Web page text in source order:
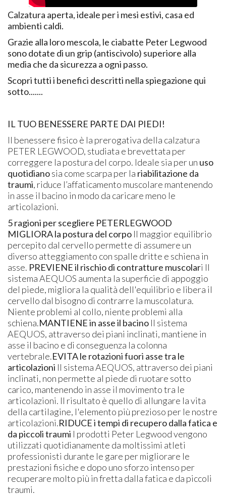
Calzatura aperta, ideale per i mesi estivi, casa ed
ambienti caldi.
Grazie alla loro mescola, le ciabatte Peter Legwood
sono dotate di un grip (antiscivolo) superiore alla
media che da sicurezza a ogni passo.
Scopri tutti i benefici descritti nella spiegazione qui
sotto.......
IL TUO BENESSERE PARTE DAI PIEDI!
Il benessere fisico è la prerogativa della calzatura
PETER LEGWOOD, studiata e brevettata per
correggere la postura del corpo. Ideale sia per un uso
quotidianosia come scarpa per la riabilitazione da
traumi, riduce l’affaticamento muscolare mantenendo
in asse il bacino in modo da caricare meno le
articolazioni.
5 ragioni per scegliere PETERLEGWOOD
MIGLIORA la postura del corpo Il maggior equilibrio
percepito dal cervello permette di assumere un
diverso atteggiamento con spalle dritte e schiena in
asse. PREVIENE il rischio di contratture muscolari Il
sistema AEQUOS aumenta la superficie di appoggio
del piede, migliora la qualità dell'equilibrio e libera il
cervello dal bisogno di contrarre la muscolatura.
Niente problemi al collo, niente problemi alla
schiena.MANTIENE in asse il bacino Il sistema
AEQUOS, attraverso dei piani inclinati, mantiene in
asse il bacino e di conseguenza la colonna
vertebrale.EVITA le rotazioni fuori assetra le
articolazioni Il sistema AEQUOS, attraverso dei piani
inclinati, non permette al piede di ruotare sotto
carico, mantenendo in asse il movimento tra le
articolazioni. Il risultato è quello di allungare la vita
della cartilagine, l'elemento più prezioso per le nostre
articolazioni.RIDUCE i tempi di recupero dalla fatica e
da piccoli traumi I prodotti Peter Legwood vengono
utilizzati quotidianamente da moltissimi atleti
professionisti durante le gare per migliorare le
prestazioni fisiche e dopo uno sforzo intenso per
recuperare molto più in fretta dalla fatica e da piccoli
traumi.